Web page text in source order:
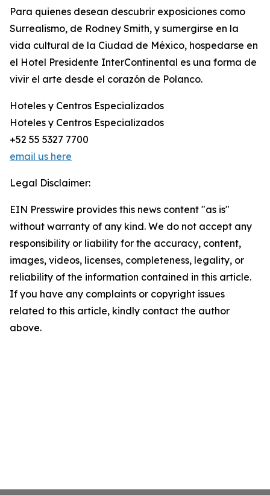
Para quienes desean descubrir exposiciones como
Surrealismo, de Rodney Smith, y sumergirse en la
vida cultural de la Ciudad de México, hospedarse en
el Hotel Presidente InterContinental es una forma de
vivir el arte desde el corazón de Polanco.
Hoteles y Centros Especializados
Hoteles y Centros Especializados
+52 55 5327 7700
email us here
Legal Disclaimer:
EIN Presswire provides this news content "as is"
without warranty of any kind. We do not accept any
responsibility or liability for the accuracy, content,
images, videos, licenses, completeness, legality, or
reliability of the information contained in this article.
If you have any complaints or copyright issues
related to this article, kindly contact the author
above.